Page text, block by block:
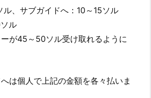
ル、サブガイドへ：10～15ソル
ル
が45～50ソル受け取れるように
は個人で上記の金額を各々払いま